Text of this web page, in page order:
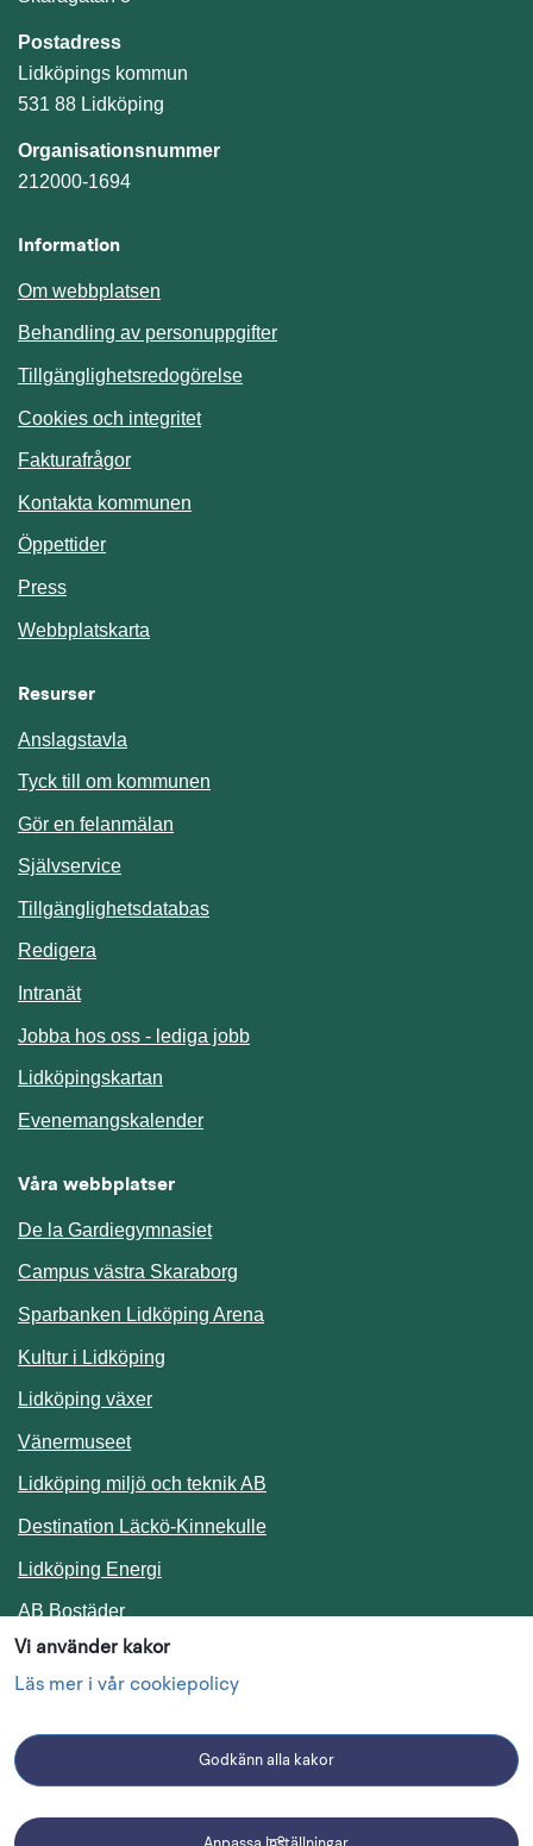
Vi använder kakor
Läs mer i vår cookiepolicy
Godkänn alla kakor
Postadress
Lidköpings kommun
531 88 Lidköping
Organisationsnummer
212000-1694
Information
Om webbplatsen
Behandling av personuppgifter
Tillgänglighetsredogörelse
Cookies och integritet
Fakturafrågor
Kontakta kommunen
Öppettider
Press
Webbplatskarta
Resurser
Anslagstavla
Tyck till om kommunen
Gör en felanmälan
SjälvserviceLänk till annan webbplats.
TillgänglighetsdatabasLänk till annan webbplats.
Redigera
IntranätLänk till annan webbplats.
Jobba hos oss - lediga jobb
Lidköpingskartan
EvenemangskalenderLänk till annan webbplats.
Våra webbplatser
De la Gardiegymnasiet
Campus västra Skaraborg
Sparbanken Lidköping Arena
Kultur i Lidköping
Lidköping växer
Vänermuseet
Lidköping miljö och teknik AB
Destination Läckö-KinnekulleLänk till annan webbplats.
Lidköping Energi
AB BostäderLänk till annan webbplats.
Följ oss i sociala medier
Linkedin